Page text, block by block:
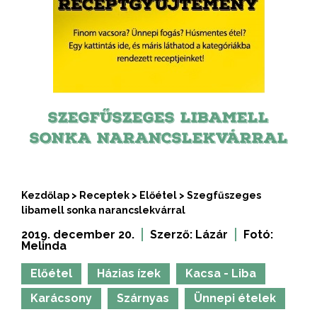
SZEGFŰSZEGES LIBAMELL
SONKA NARANCSLEKVÁRRAL
Kezdőlap > Receptek > Előétel > Szegfűszeges
libamell sonka narancslekvárral
2019. december 20. Szerző: Lázár
Fotó:
Melinda
Előétel Házias ízek
Kacsa - Liba
Karácsony
Szárnyas Ünnepi ételek